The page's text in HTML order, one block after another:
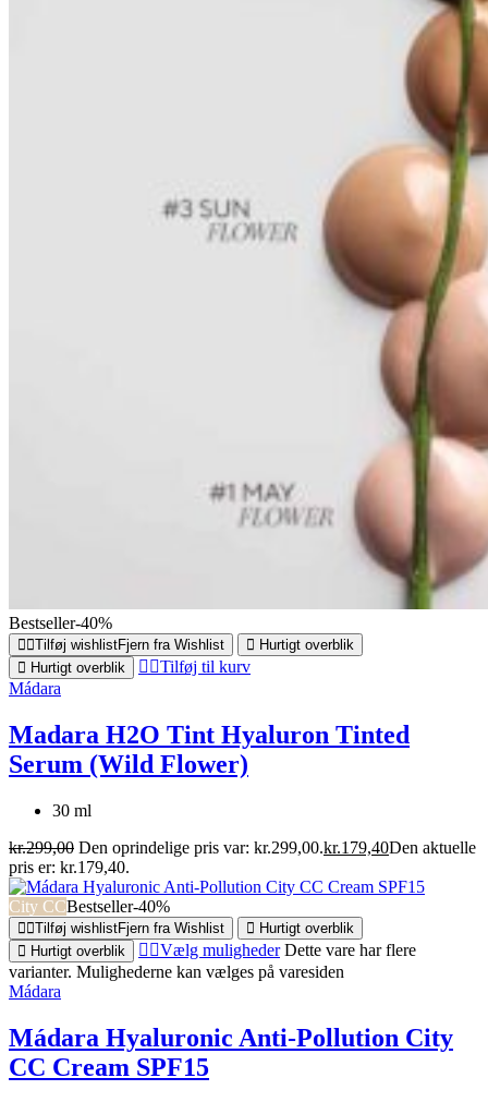
Bestseller-40%
Tilføj wishlistFjern fra Wishlist
Hurtigt overblik
Hurtigt overblik
Tilføj til kurv
Mádara
Madara H2O Tint Hyaluron Tinted
Serum (Wild Flower)
30 ml
kr.299,00 Den oprindelige pris var: kr.299,00.kr.179,40Den aktuelle
pris er: kr.179,40.
City CCBestseller-40%
Tilføj wishlistFjern fra Wishlist
Hurtigt overblik
Hurtigt overblik
Vælg muligheder Dette vare har flere
varianter. Mulighederne kan vælges på varesiden
Mádara
Mádara Hyaluronic Anti-Pollution City
CC Cream SPF15